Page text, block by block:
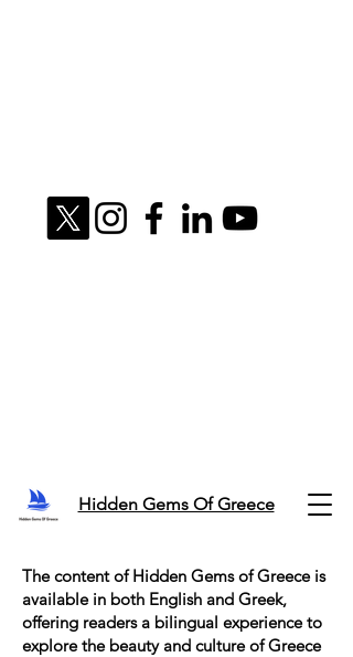
Hidden Gems Of Greece
The content of Hidden Gems of Greece is
available in both English and Greek,
offering readers a bilingual experience to
explore the beauty and culture of Greece